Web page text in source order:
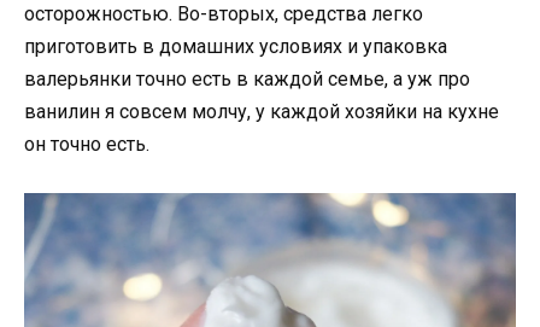
осторожностью. Во-вторых, средства легко
приготовить в домашних условиях и упаковка
валерьянки точно есть в каждой семье, а уж про
ванилин я совсем молчу, у каждой хозяйки на кухне
он точно есть.